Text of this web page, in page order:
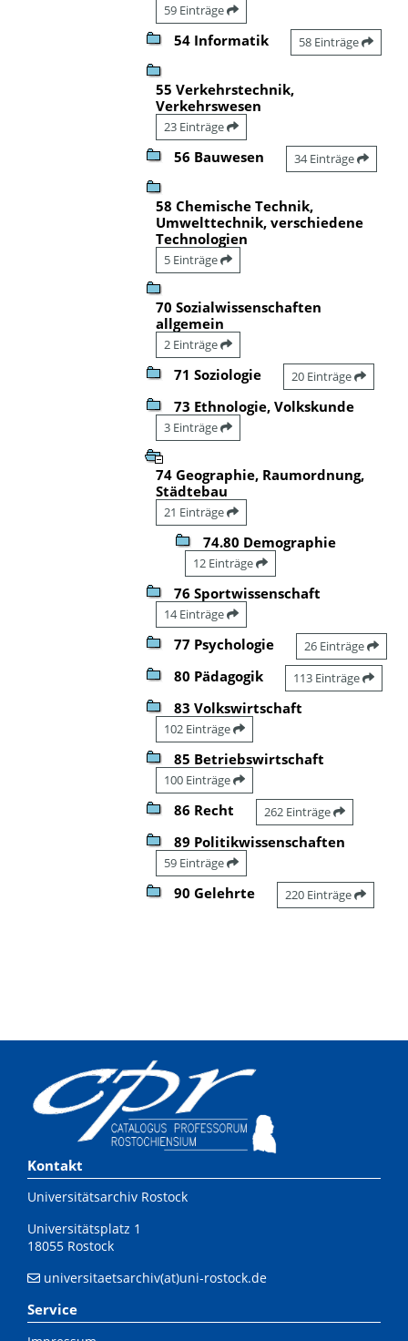
59 Einträge
54 Informatik 58 Einträge
55 Verkehrstechnik,
Verkehrswesen
23 Einträge
56 Bauwesen 34 Einträge
58 Chemische Technik,
Umwelttechnik, verschiedene
Technologien
5 Einträge
70 Sozialwissenschaften
allgemein
2 Einträge
71 Soziologie 20 Einträge
73 Ethnologie, Volkskunde
3 Einträge
74 Geographie, Raumordnung,
Städtebau
21 Einträge
74.80 Demographie
12 Einträge
76 Sportwissenschaft
14 Einträge
77 Psychologie 26 Einträge
80 Pädagogik 113 Einträge
83 Volkswirtschaft
102 Einträge
85 Betriebswirtschaft
100 Einträge
86 Recht 262 Einträge
89 Politikwissenschaften
59 Einträge
90 Gelehrte 220 Einträge
Kontakt
Universitätsarchiv Rostock
Universitätsplatz 1
18055 Rostock
universitaetsarchiv(at)uni-rostock.de
Service